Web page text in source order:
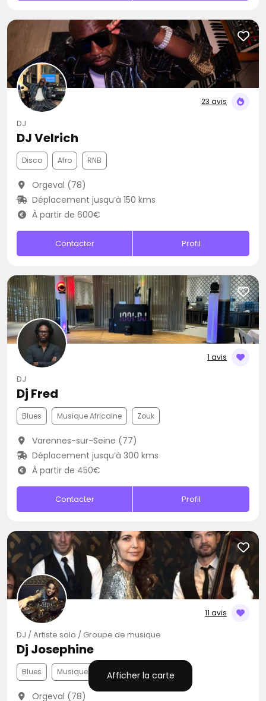
Afficher la carte
23 avis
DJ
DJ Velrich
Disco Afro RNB
Orgeval (78)
Déplacement jusqu’à 150 kms
À partir de 600€
Contacter Profil
1 avis
DJ
Dj Fred
Blues Musique Africaine Zouk
Varennes-sur-Seine (77)
Déplacement jusqu’à 300 kms
À partir de 450€
Contacter Profil
11 avis
DJ / Artiste solo / Groupe de musique
Dj Josephine
Blues Musique Africaine Zouk
Orgeval (78)